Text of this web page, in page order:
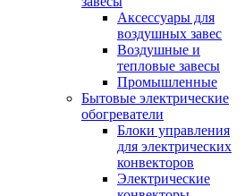
Аксессуары для
воздушных завес
Воздушные и
тепловые завесы
Промышленные
Бытовые электрические
обогреватели
Блоки управления
для электрических
конвекторов
Электрические